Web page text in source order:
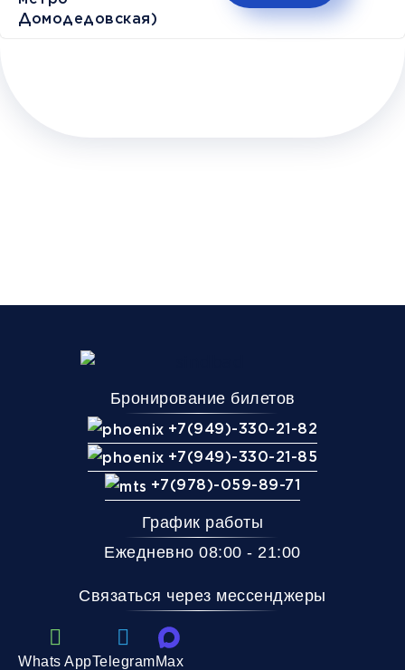
Домодедовская)
Бронирование билетов
+7(949)-330-21-82
+7(949)-330-21-85
+7(978)-059-89-71
График работы
Ежедневно 08:00 - 21:00
Связаться через мессенджеры
Whats AppTelegramMax